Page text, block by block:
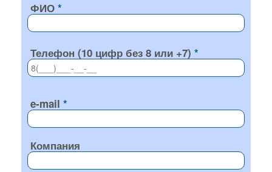
ФИО
Телефон (10 цифр без 8 или +7)
e-mail
Компания